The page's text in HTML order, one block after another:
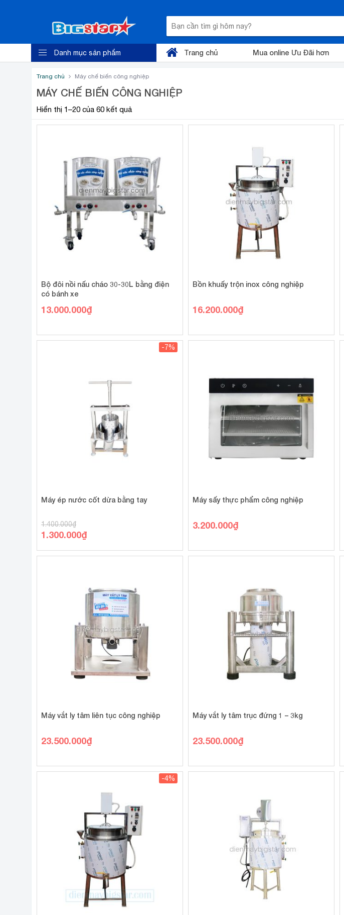
Danh mục sản phẩm Trang chủ Mua online Ưu Đãi hơn
Trang chủ Máy chế biến công nghiệp
MÁY CHẾ BIẾN CÔNG NGHIỆP
Hiển thị 1–20 của 60 kết quả
Bộ đôi nồi nấu cháo 30-30L bằng điện
có bánh xe
13.000.000₫
Bồn khuấy trộn inox công nghiệp
16.200.000₫
-7%
Máy ép nước cốt dừa bằng tay
1.400.000₫
Giá
là:
1.300.000₫
Giá
1.300.000₫.
Máy sấy thực phẩm công nghiệp
3.200.000₫
Máy vắt ly tâm liên tục công nghiệp
23.500.000₫
Máy vắt ly tâm trục đứng 1 – 3kg
23.500.000₫
-4%